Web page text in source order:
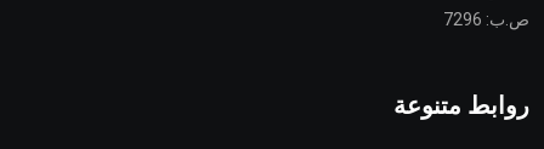
ص.ب: 7296
روابط متنوعة